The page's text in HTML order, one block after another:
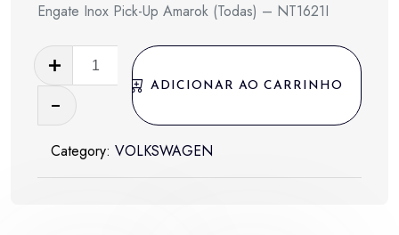
Engate Inox Pick-Up Amarok (Todas) – NT1621I
Engate
Inox
Amarok
(Todas)
ADICIONAR AO CARRINHO
Category: VOLKSWAGEN